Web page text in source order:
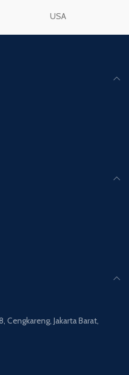
USA
Cengkareng, Jakarta Barat,